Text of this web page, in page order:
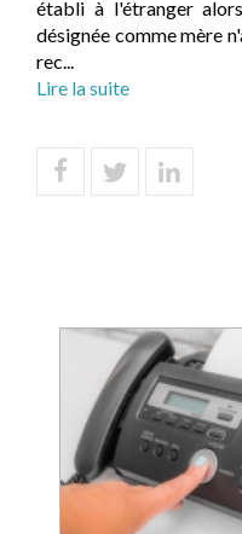
établi à l'étranger
désignée comme mère
rec...
Lire la suite